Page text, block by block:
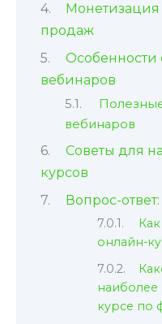
Монетизация
продаж
Особенности
вебинаров
вебинаров
Советы для
курсов
Вопрос-ответ:
онлайн-
курсе по